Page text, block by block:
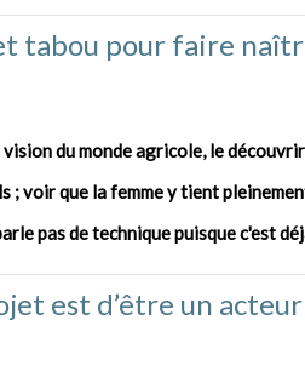
tabou pour faire
du monde agricole, le
; voir que la femme y tient
pas de technique puisque c'est
est d’être un